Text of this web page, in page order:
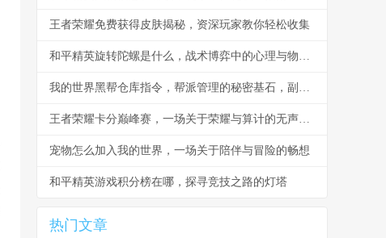
王者荣耀免费获得皮肤揭秘，资深玩家教你轻松收集
和平精英旋转陀螺是什么，战术博弈中的心理与物理轴心
我的世界黑帮仓库指令，帮派管理的秘密基石，副标题，指令构筑的地下秩序与财富堡垒
王者荣耀卡分巅峰赛，一场关于荣耀与算计的无声战争
宠物怎么加入我的世界，一场关于陪伴与冒险的畅想
和平精英游戏积分榜在哪，探寻竞技之路的灯塔
热门文章